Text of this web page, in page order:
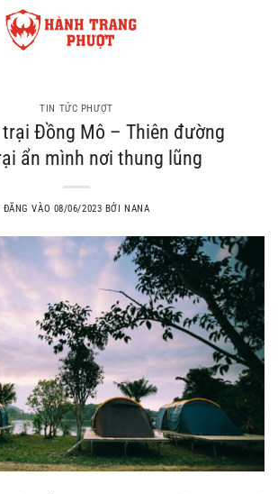
TIN TỨC PHƯỢT
Đồng Mô – Thiên đường
ẩn mình nơi thung lũng
ĐĂNG VÀO 08/06/2023 BỞINANA